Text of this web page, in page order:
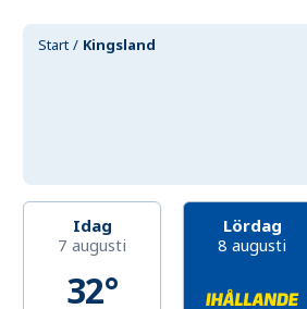
Start
Kingsland
Idag
7 augusti
32°
Lördag
8 augusti